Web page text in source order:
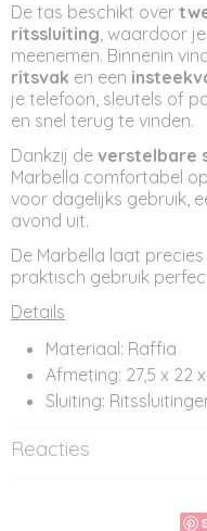
De tas beschikt over
ritssluiting, waardoor
meenemen. Binnenin
ritsvak en een
je telefoon, sleutels of
en snel terug te vinden.
Dankzij de verstelbare
Marbella comfortabel
voor dagelijks gebruik,
avond uit.
De Marbella laat
praktisch gebruik
Details
Materiaal: Raffia
Afmeting: 27,5 x 22
Sluiting:
Reacties